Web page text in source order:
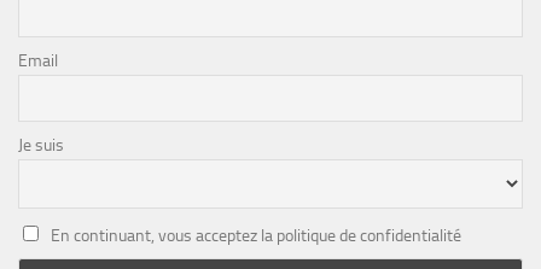
Email
Je suis
En continuant, vous acceptez la politique de confidentialité